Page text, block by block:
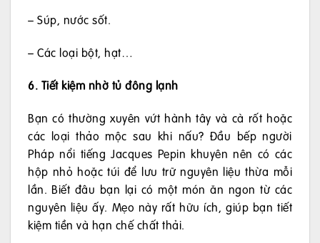
– Súp, nước sốt.
– Các loại bột, hạt…
6. Tiết kiệm nhờ tủ đông lạnh
Bạn có thường xuyên vứt hành tây và cà rốt hoặc
các loại thảo mộc sau khi nấu? Đầu bếp người
Pháp nổi tiếng Jacques Pepin khuyên nên có các
hộp nhỏ hoặc túi để lưu trữ nguyên liệu thừa mỗi
lần. Biết đâu bạn lại có một món ăn ngon từ các
nguyên liệu ấy. Mẹo này rất hữu ích, giúp bạn tiết
kiệm tiền và hạn chế chất thải.